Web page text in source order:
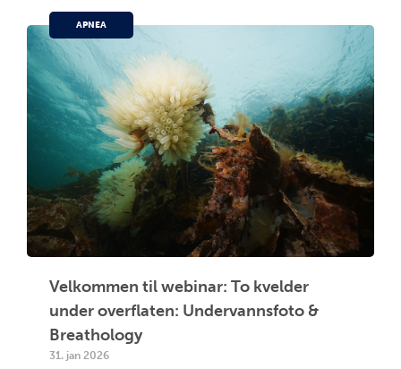
APNEA
Velkommen til webinar: To kvelder
under overflaten: Undervannsfoto &
Breathology
31. jan 2026